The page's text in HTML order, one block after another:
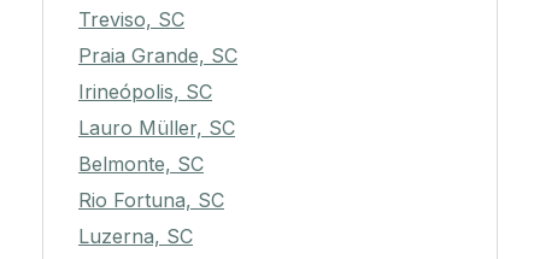
Treviso, SC
Praia Grande, SC
Irineópolis, SC
Lauro Müller, SC
Belmonte, SC
Rio Fortuna, SC
Luzerna, SC